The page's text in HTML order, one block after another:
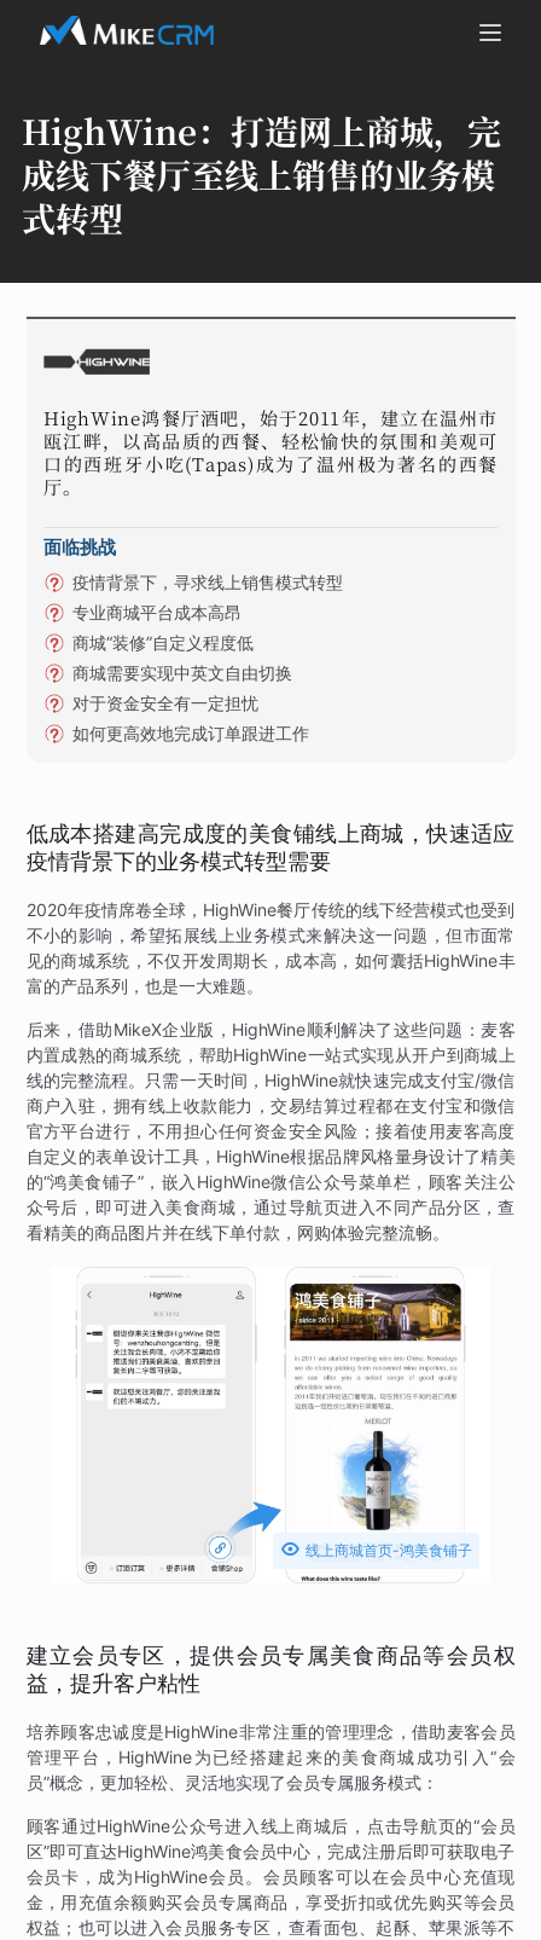
HighWine： 打造网上商城，完
成线下餐厅至线上销售的业务模
式转型
HighWine鸿餐厅酒吧，始于2011年，建立在温州市
瓯江畔，以高品质的西餐、轻松愉快的氛围和美观可
口的西班牙小吃(Tapas)成为了温州极为著名的西餐
厅。
面临挑战
疫情背景下，寻求线上销售模式转型
专业商城平台成本高昂
商城“装修”自定义程度低
商城需要实现中英文自由切换
对于资金安全有一定担忧
如何更高效地完成订单跟进工作
低成本搭建高完成度的美食铺线上商城，快速适应
疫情背景下的业务模式转型需要
2020年疫情席卷全球，HighWine餐厅传统的线下经营模式也受到
不小的影响，希望拓展线上业务模式来解决这一问题，但市面常
见的商城系统，不仅开发周期长，成本高，如何囊括HighWine丰
富的产品系列，也是一大难题。
后来，借助MikeX企业版，HighWine顺利解决了这些问题：麦客
内置成熟的商城系统，帮助HighWine一站式实现从开户到商城上
线的完整流程。只需一天时间，HighWine就快速完成支付宝/微信
商户入驻，拥有线上收款能力，交易结算过程都在支付宝和微信
官方平台进行，不用担心任何资金安全风险；接着使用麦客高度
自定义的表单设计工具，HighWine根据品牌风格量身设计了精美
的“鸿美食铺子”，嵌入HighWine微信公众号菜单栏，顾客关注公
众号后，即可进入美食商城，通过导航页进入不同产品分区，查
看精美的商品图片并在线下单付款，网购体验完整流畅。
 线上商城首页-鸿美食铺子
建立会员专区，提供会员专属美食商品等会员权
益，提升客户粘性
培养顾客忠诚度是HighWine非常注重的管理理念，借助麦客会员
管理平台，HighWine为已经搭建起来的美食商城成功引入“会
员”概念，更加轻松、灵活地实现了会员专属服务模式：
顾客通过HighWine公众号进入线上商城后，点击导航页的“会员
区”即可直达HighWine鸿美食会员中心，完成注册后即可获取电子
会员卡，成为HighWine会员。会员顾客可以在会员中心充值现
金，用充值余额购买会员专属商品，享受折扣或优先购买等会员
权益；也可以进入会员服务专区，查看面包、起酥、苹果派等不